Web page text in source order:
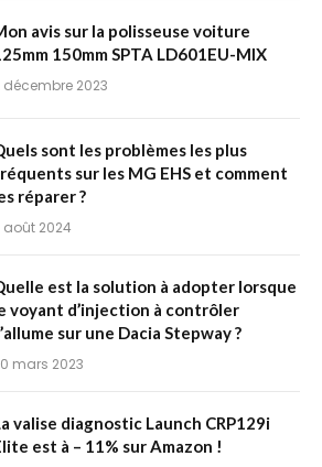
avis sur la polisseuse voiture
150mm SPTA ‎LD601EU-MIX
décembre 2023
sont les problèmes les plus
sur les MG EHS et comment
réparer ?
août 2024
est la solution à adopter lorsque
voyant d’injection à contrôler
sur une Dacia Stepway ?
mars 2023
valise diagnostic Launch CRP129i
est à – 11% sur Amazon !